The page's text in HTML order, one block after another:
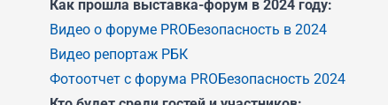
Как прошла выставка-форум в 2024 году:
Видео о форуме PROБезопасность в 2024
Видео репортаж РБК
Фотоотчет с форума PROБезопасность 2024